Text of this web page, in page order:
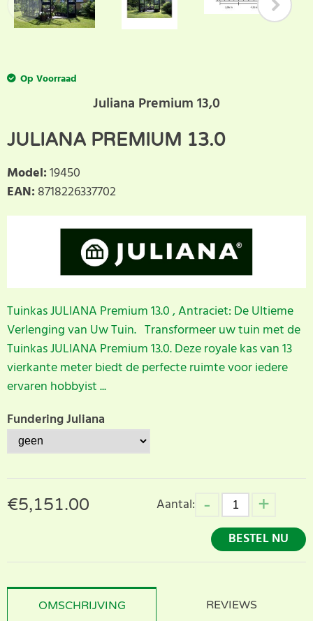
Op Voorraad
Juliana Premium 13,0
JULIANA PREMIUM 13.0
Model:19450
EAN: 8718226337702
Tuinkas JULIANA Premium 13.0 , Antraciet: De Ultieme
Verlenging van Uw Tuin. Transformeer uw tuin met de
Tuinkas JULIANA Premium 13.0. Deze royale kas van 13
vierkante meter biedt de perfecte ruimte voor iedere
ervaren hobbyist ...
Fundering Juliana
€5,151.00
Aantal:
BESTEL NU
OMSCHRIJVING REVIEWS